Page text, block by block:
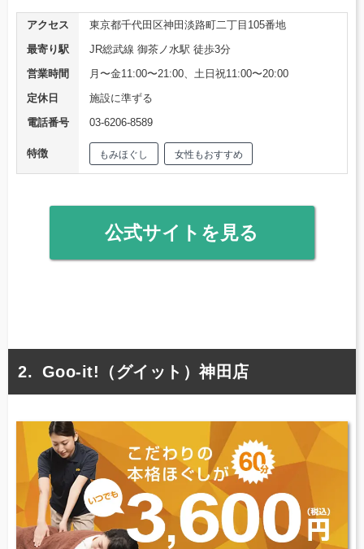
アクセス
東京都千代田区神田淡路町二丁目105番地
最寄り駅
JR総武線 御茶ノ水駅 徒歩3分
営業時間
月〜金11:00〜21:00、土日祝11:00〜20:00
定休日
施設に準ずる
電話番号
03-6206-8589
特徴 もみほぐし 女性もおすすめ
公式サイトを見る
Goo-it!（グイット）神田店